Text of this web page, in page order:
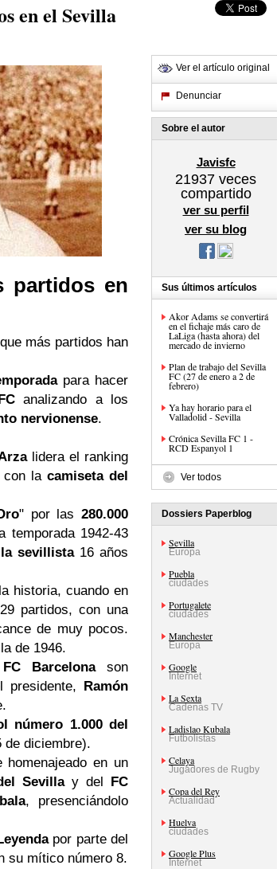
en el Sevilla
partidos en
más partidos han
para hacer
analizando a los
nervionense.
lidera el ranking
con lacamiseta del
" por las 280.000
temporada 1942-43
sevillista 16 años
historia, cuando en
partidos, con una
de muy pocos.
de 1946.
FC Barcelonason
presidente, Ramón
número 1.000 del
de diciembre).
homenajeado en un
Sevillay del FC
, presenciándolo
por parte del
su mítico número 8.
Ver el artículo original
Denunciar
Sobre el autor
Javisfc
21937 veces
compartido
ver su perfil
ver su blog
Sus últimos artículos
Akor Adams se convertirá
en el fichaje más caro de
LaLiga (hasta ahora) del
mercado de invierno
Plan de trabajo del Sevilla
FC (27 de enero a 2 de
febrero)
Ya hay horario para el
Valladolid - Sevilla
Crónica Sevilla FC 1 -
RCD Espanyol 1
Ver todos
Dossiers Paperblog
Sevilla
Europa
Puebla
ciudades
Portugalete
ciudades
Manchester
Europa
Google
Internet
La Sexta
Cadenas TV
Ladislao Kubala
Futbolistas
Celaya
Jugadores de Rugby
Copa del Rey
Actualidad
Huelva
ciudades
Google Plus
Internet